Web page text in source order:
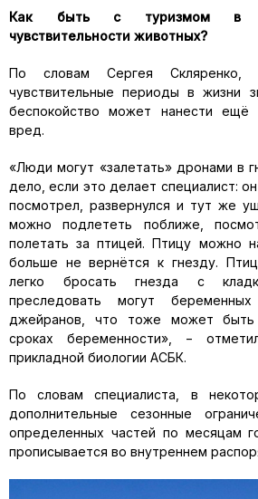
Как быть с туризмом в
чувствительности животных?
По словам Сергея Скляренко,
чувствительные периоды в жизни
беспокойство может нанести ещё
вред.
«Люди могут «залетать» дронами в
дело, если это делает специалист:
посмотрел, развернулся и тут же
можно подлететь поближе,
полетать за птицей. Птицу можно
больше не вернётся к гнезду.
легко бросать гнезда с
преследовать могут
джейранов, что тоже может быть
сроках беременности», −
прикладной биологии АСБК.
По словам специалиста, в
дополнительные сезонные
определенных частей по месяцам
прописывается во внутреннем